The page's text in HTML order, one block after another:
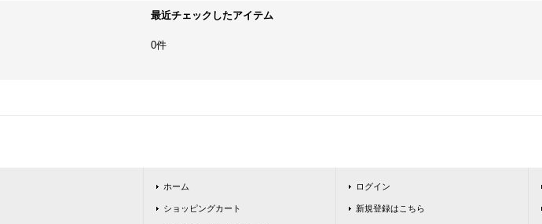
最近チェックしたアイテム
0件
ホーム
ショッピングカート
ログイン
新規登録はこちら